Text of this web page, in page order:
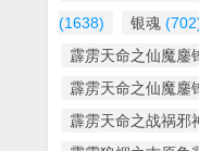
(1638)
银魂
霹雳天命之仙魔鏖
霹雳天命之仙魔鏖
霹雳天命之战祸邪